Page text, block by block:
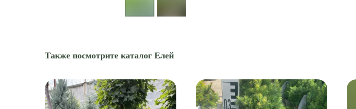
Также посмотрите каталог Елей